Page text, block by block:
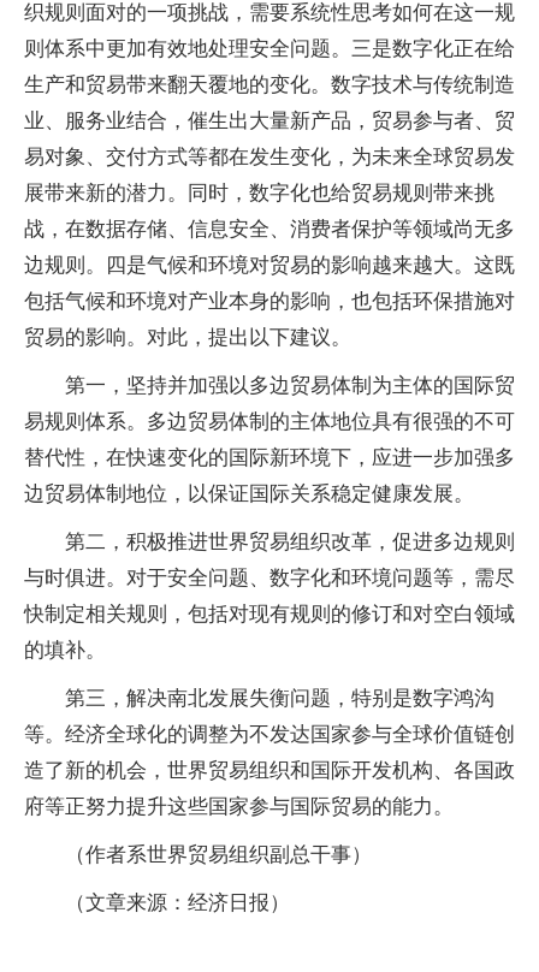
织规则面对的一项挑战，需要系统性思考如何在这一规
则体系中更加有效地处理安全问题。三是数字化正在给
生产和贸易带来翻天覆地的变化。数字技术与传统制造
业、服务业结合，催生出大量新产品，贸易参与者、贸
易对象、交付方式等都在发生变化，为未来全球贸易发
展带来新的潜力。同时，数字化也给贸易规则带来挑
战，在数据存储、信息安全、消费者保护等领域尚无多
边规则。四是气候和环境对贸易的影响越来越大。这既
包括气候和环境对产业本身的影响，也包括环保措施对
贸易的影响。对此，提出以下建议。
第一，坚持并加强以多边贸易体制为主体的国际贸
易规则体系。多边贸易体制的主体地位具有很强的不可
替代性，在快速变化的国际新环境下，应进一步加强多
边贸易体制地位，以保证国际关系稳定健康发展。
第二，积极推进世界贸易组织改革，促进多边规则
与时俱进。对于安全问题、数字化和环境问题等，需尽
快制定相关规则，包括对现有规则的修订和对空白领域
的填补。
第三，解决南北发展失衡问题，特别是数字鸿沟
等。经济全球化的调整为不发达国家参与全球价值链创
造了新的机会，世界贸易组织和国际开发机构、各国政
府等正努力提升这些国家参与国际贸易的能力。
（作者系世界贸易组织副总干事）
（文章来源：经济日报）